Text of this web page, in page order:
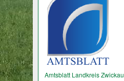
Amtsblatt Landkreis Zwickau